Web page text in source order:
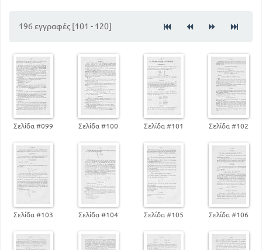
196 εγγραφές [101 - 120]
Σελίδα #099 Σελίδα #100 Σελίδα #101 Σελίδα #102
Σελίδα #103 Σελίδα #104 Σελίδα #105 Σελίδα #106